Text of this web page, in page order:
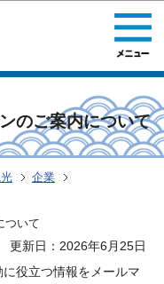
移動
のご案内について
企業
ついて
更新日：2026年6月25日
役立つ情報をメールマ